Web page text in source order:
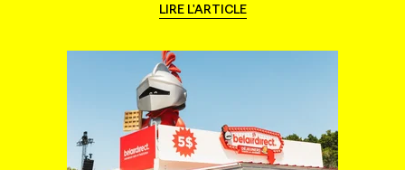
LIRE L'ARTICLE